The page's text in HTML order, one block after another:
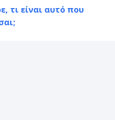
τι είναι αυτό που